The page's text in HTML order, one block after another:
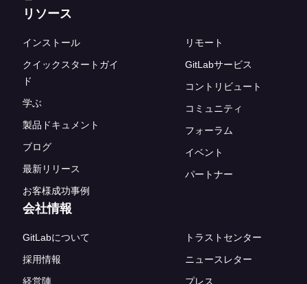
リソース
インストール
クイックスタートガイ
ド
学ぶ
製品ドキュメント
ブログ
最新リリース
お客様成功事例
リモート
GitLabサービス
コントリビュート
コミュニティ
フォーラム
イベント
パートナー
会社情報
GitLabについて
採用情報
経営陣
トラストセンター
ニュースレター
プレス